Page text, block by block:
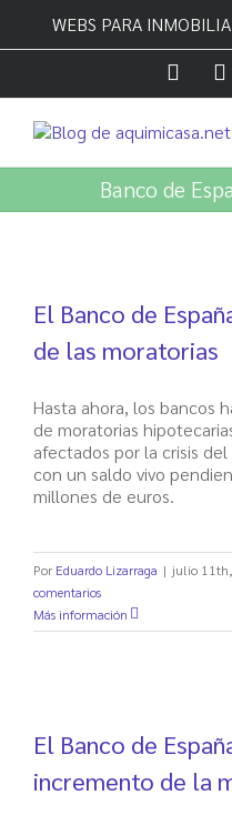
contenido
WEBS PARA
Banco de
El Banco de
de las moratorias
Hasta ahora, los bancos
de moratorias
afectados por la crisis
con un saldo vivo
millones de euros.
Por Eduardo Lizarraga | julio
comentarios
Más información
El Banco de
incremento de la